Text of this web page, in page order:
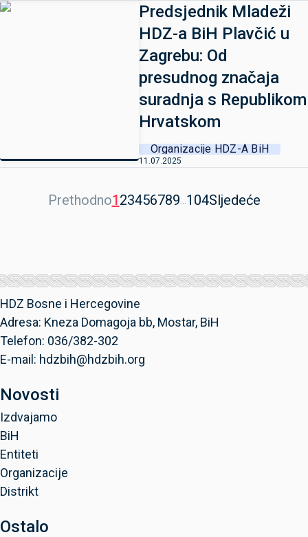
Predsjednik Mladeži
HDZ-a BiH Plavčić u
Zagrebu: Od
presudnog značaja
suradnja s Republikom
Hrvatskom
Organizacije HDZ-A BiH
11.07.2025
Prethodno123456789 104Sljedeće
HDZ Bosne i Hercegovine
Adresa: Kneza Domagoja bb, Mostar, BiH
Telefon: 036/382-302
E-mail: hdzbih@hdzbih.org
Novosti
Izdvajamo
BiH
Entiteti
Organizacije
Distrikt
Ostalo